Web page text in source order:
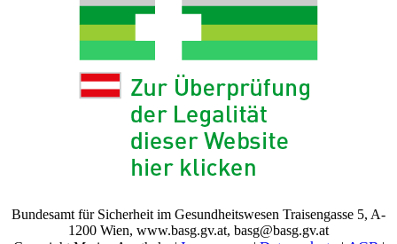
Bundesamt für Sicherheit im Gesundheitswesen Traisengasse 5, A-
1200 Wien, www.basg.gv.at, basg@basg.gv.at